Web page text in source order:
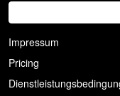
Impressum
Pricing